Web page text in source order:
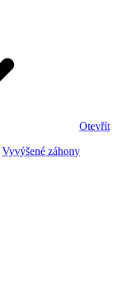
Otevřít
Vyvýšené záhony